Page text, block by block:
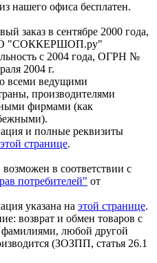
нашего офиса бесплатен.
заказ в сентябре 2000 года,
"СОККЕРШОП.ру"
с 2004 года, ОГРН №
2004 г.
всеми ведущими
производителями
фирмами (как
и полные реквизиты
этой странице.
в соответствии с
потребителей" от
указана на этой странице.
возврат и обмен товаров с
любой другой
(ЗОЗПП, статья 26.1